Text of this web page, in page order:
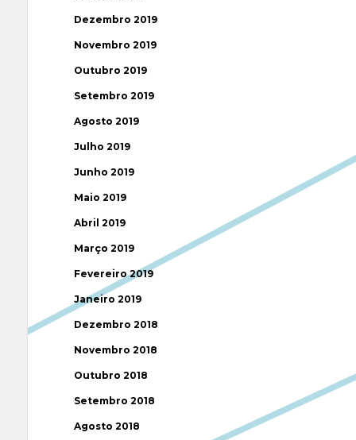
Dezembro 2019
Novembro 2019
Outubro 2019
Setembro 2019
Agosto 2019
Julho 2019
Junho 2019
Maio 2019
Abril 2019
Março 2019
Fevereiro 2019
Janeiro 2019
Dezembro 2018
Novembro 2018
Outubro 2018
Setembro 2018
Agosto 2018